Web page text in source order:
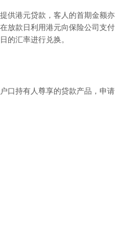
供港元贷款，客人的首期金额亦
放款日利用港元向保险公司支付
的汇率进行兑换。
口持有人尊享的贷款产品，申请